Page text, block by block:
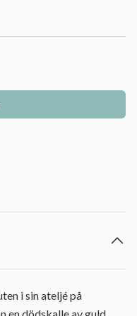
i sin ateljé på